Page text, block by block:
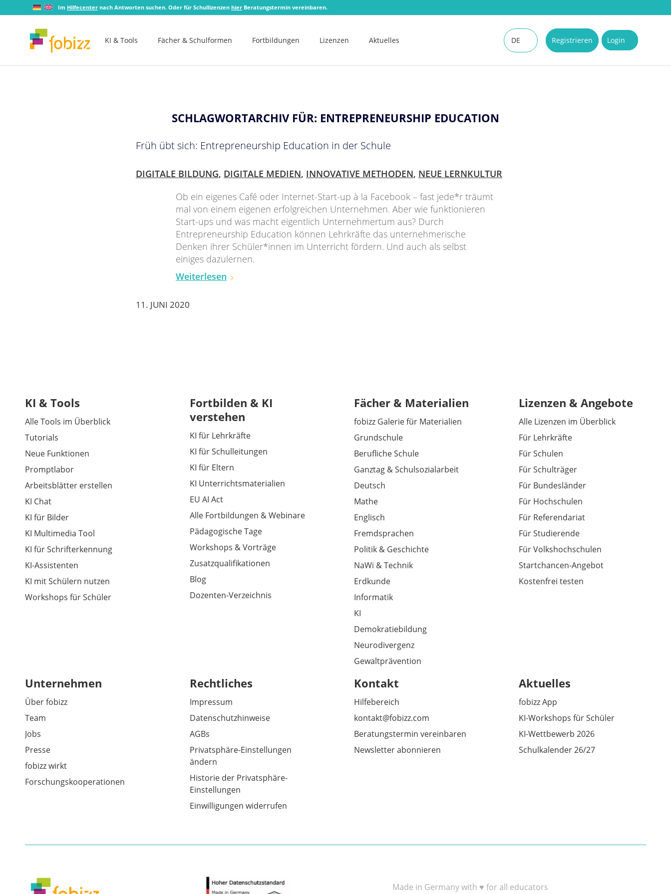
Im Hilfecenter nach Antworten suchen. Oder für Schullizenzen hier Beratungstermin vereinbaren.
KI & Tools Fächer & Schulformen Fortbildungen Lizenzen Aktuelles Registrieren Login
DE
SCHLAGWORTARCHIV FÜR: ENTREPRENEURSHIP EDUCATION
Früh übt sich: Entrepreneurship Education in der Schule
DIGITALE BILDUNG, DIGITALE MEDIEN, INNOVATIVE METHODEN, NEUE LERNKULTUR
Ob ein eigenes Café oder Internet-Start-up à la Facebook – fast jede*r träumt
mal von einem eigenen erfolgreichen Unternehmen. Aber wie funktionieren
Start-ups und was macht eigentlich Unternehmertum aus? Durch
Entrepreneurship Education können Lehrkräfte das unternehmerische
Denken ihrer Schüler*innen im Unterricht fördern. Und auch als selbst
einiges dazulernen.
Weiterlesen
11. JUNI 2020
KI & Tools
Alle Tools im Überblick
Tutorials
Neue Funktionen
Promptlabor
Arbeitsblätter erstellen
KI Chat
KI für Bilder
KI Multimedia Tool
KI für Schrifterkennung
KI-Assistenten
KI mit Schülern nutzen
Workshops für Schüler
Fortbilden & KI
verstehen
KI für Lehrkräfte
KI für Schulleitungen
KI für Eltern
KI Unterrichtsmaterialien
EU AI Act
Alle Fortbildungen & Webinare
Pädagogische Tage
Workshops & Vorträge
Zusatzqualifikationen
Blog
Dozenten-Verzeichnis
Fächer & Materialien
fobizz Galerie für Materialien
Grundschule
Berufliche Schule
Ganztag & Schulsozialarbeit
Deutsch
Mathe
Englisch
Fremdsprachen
Politik & Geschichte
NaWi & Technik
Erdkunde
Informatik
KI
Demokratiebildung
Neurodivergenz
Gewaltprävention
Lizenzen & Angebote
Alle Lizenzen im Überblick
Für Lehrkräfte
Für Schulen
Für Schulträger
Für Bundesländer
Für Hochschulen
Für Referendariat
Für Studierende
Für Volkshochschulen
Startchancen-Angebot
Kostenfrei testen
Unternehmen
Über fobizz
Team
Jobs
Presse
fobizz wirkt
Forschungskooperationen
Rechtliches
Impressum
Datenschutzhinweise
AGBs
Privatsphäre-Einstellungen
ändern
Historie der Privatsphäre-
Einstellungen
Einwilligungen widerrufen
Kontakt
Hilfebereich
kontakt@fobizz.com
Beratungstermin vereinbaren
Newsletter abonnieren
Aktuelles
fobizz App
KI-Workshops für Schüler
KI-Wettbewerb 2026
Schulkalender 26/27
Made in Germany with ♥ for all educators